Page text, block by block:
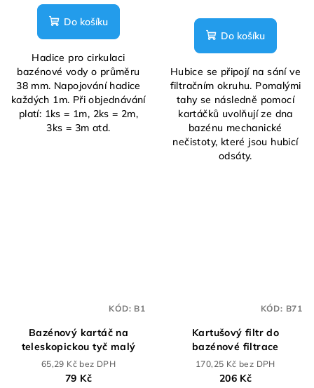
Do košíku
Hadice pro cirkulaci
bazénové vody o průměru
38 mm. Napojování hadice
každých 1m. Při objednávání
platí: 1ks = 1m, 2ks = 2m,
3ks = 3m atd.
Do košíku
Hubice se připojí na sání ve
filtračním okruhu. Pomalými
tahy se následně pomocí
kartáčků uvolňují ze dna
bazénu mechanické
nečistoty, které jsou hubicí
odsáty.
Bazénový kartáč na
teleskopickou tyč malý
65,29 Kč bez DPH
79 Kč
KÓD: B1
Kartušový filtr do
bazénové filtrace
170,25 Kč bez DPH
206 Kč
KÓD: B71